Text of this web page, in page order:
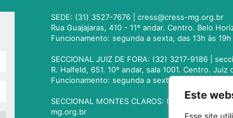
Este
Esse site
SEDE: (31) 3527-7676 |cress@cress-mg.org.br
Rua Guajajaras, 410 - 11º andar. Centro. Belo
Funcionamento: segunda a sexta, das 13h às 19h
SECCIONAL JUIZ DE FORA: (32) 3217-9186 |
R. Halfeld, 651. 10º andar, sala 1001. Centro.
Funcionamento: segunda a sexta, das 13h às 19h
SECCIONAL MONTES CLAROS: (38) 3221-9358 |
mg.org.br